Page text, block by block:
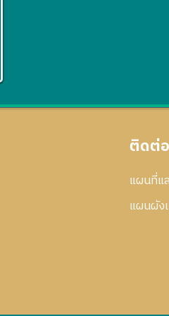
ติดต่อ
แผนที่แ
แผนผัง